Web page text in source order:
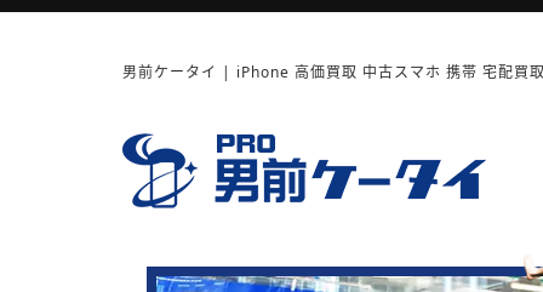
男前ケータイ | iPhone 高価買取 中古スマホ 携帯 宅配買